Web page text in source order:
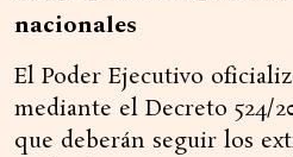
nacionales
El Poder Ejecutivo
mediante el Decreto 524/
que deberán seguir los